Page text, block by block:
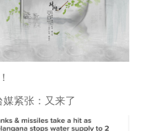
紧张：又来了